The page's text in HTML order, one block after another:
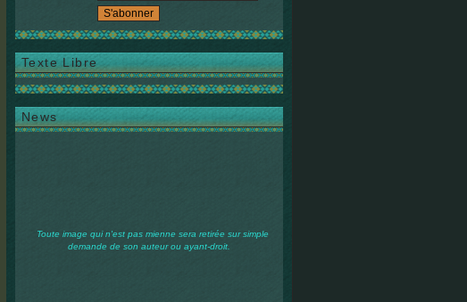
Texte Libre
News
Toute image qui n'est pas mienne sera retirée sur simple
demande de son auteur ou ayant-droit.